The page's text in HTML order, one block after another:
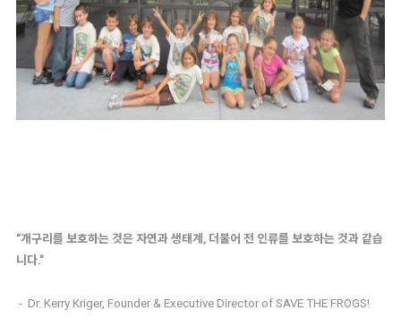
“개구리를 보호하는 것은 자연과 생태계, 더불어 전 인류를 보호하는 것과 같습
니다."
- Dr. Kerry Kriger, Founder & Executive Director of SAVE THE FROGS!